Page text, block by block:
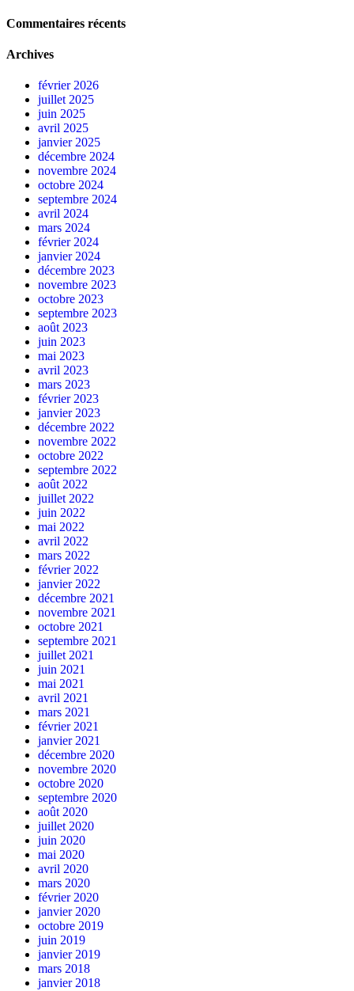
Commentaires récents
Archives
février 2026
juillet 2025
juin 2025
avril 2025
janvier 2025
décembre 2024
novembre 2024
octobre 2024
septembre 2024
avril 2024
mars 2024
février 2024
janvier 2024
décembre 2023
novembre 2023
octobre 2023
septembre 2023
août 2023
juin 2023
mai 2023
avril 2023
mars 2023
février 2023
janvier 2023
décembre 2022
novembre 2022
octobre 2022
septembre 2022
août 2022
juillet 2022
juin 2022
mai 2022
avril 2022
mars 2022
février 2022
janvier 2022
décembre 2021
novembre 2021
octobre 2021
septembre 2021
juillet 2021
juin 2021
mai 2021
avril 2021
mars 2021
février 2021
janvier 2021
décembre 2020
novembre 2020
octobre 2020
septembre 2020
août 2020
juillet 2020
juin 2020
mai 2020
avril 2020
mars 2020
février 2020
janvier 2020
octobre 2019
juin 2019
janvier 2019
mars 2018
janvier 2018